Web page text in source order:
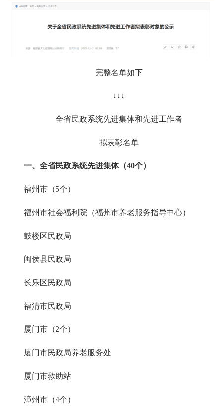
完整名单如下
↓↓↓
全省民政系统先进集体和先进工作者
拟表彰名单
一、全省民政系统先进集体（40个）
福州市（5个）
福州市社会福利院（福州市养老服务指导中心）
鼓楼区民政局
闽侯县民政局
长乐区民政局
福清市民政局
厦门市（2个）
厦门市民政局养老服务处
厦门市救助站
漳州市（4个）